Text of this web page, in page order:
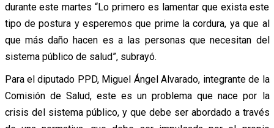
durante este martes “Lo primero es lamentar que exista este
tipo de postura y esperemos que prime la cordura, ya que al
que más daño hacen es a las personas que necesitan del
sistema público de salud”, subrayó.
Para el diputado PPD, Miguel Ángel Alvarado, integrante de la
Comisión de Salud, este es un problema que nace por la
crisis del sistema público, y que debe ser abordado a través